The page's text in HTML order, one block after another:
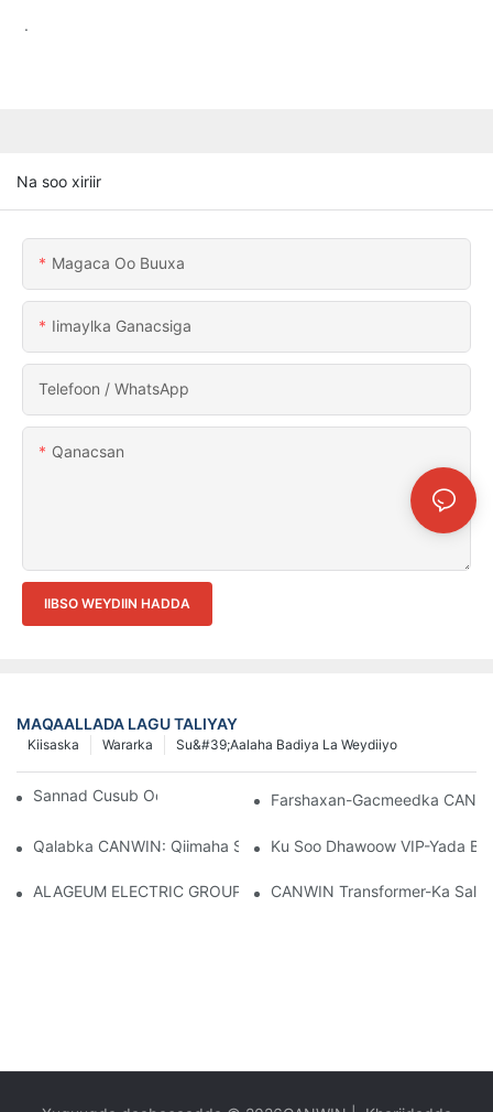
.
Na soo xiriir
Magaca Oo Buuxa
Iimaylka Ganacsiga
Telefoon / WhatsApp
Qanacsan
IIBSO WEYDIIN HADDA
MAQAALLADA LAGU TALIYAY
Su&#39;aalaha Badiya La Weydiiyo
Wararka
Kiisaska
Sannad Cusub Oo Wanaagsan 2026!Farshaxan-Gacmeedka
Qalabka CANWIN: Qiimaha Suuqa Iyo Aragtida Istaraatiijiga Ah
Ku Soo Dhawoow VIP-Yada
ALAGEUM ELECTRIC GROUP Ee Kazakhstan Ayaa Booqatay
CANWIN Transformer-Ka